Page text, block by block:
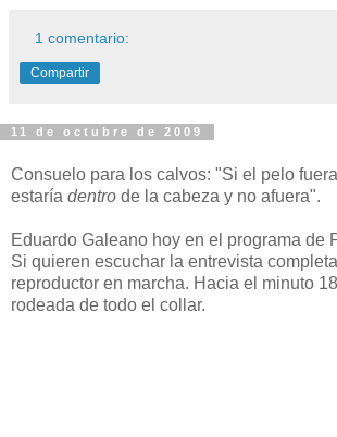
1 comentario:
Compartir
11 de octubre de 2009
Consuelo para los calvos: "Si el pelo
estaría dentro de la cabeza y no afuera".
Eduardo Galeano hoy en el programa de
Si quieren escuchar la entrevista
reproductor en marcha. Hacia el minuto
rodeada de todo el collar.